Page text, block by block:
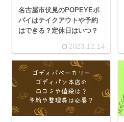
名古屋市伏見のPOPEYEポ
パイはテイクアウトや予約
はできる？定休日はいつ？
2023.12.14